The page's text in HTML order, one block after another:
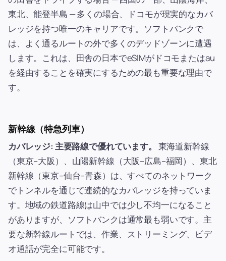
東北、能登半島 — 多くの場合、ドコモが現実的なカバ
レッジを持つ唯一のキャリアです。ソフトバンクで
は、よく通るルートの外で多くのデッドゾーンに遭遇
します。これは、田舎の日本でeSIMがドコモまたはau
を経由することを確実にするための最も重要な理由で
す。
新幹線（特急列車）
カバレッジ: 主要路線で優れています。
東海道新幹線
（東京–大阪）、山陽新幹線（大阪–広島–福岡）、東北
新幹線（東京–仙台–青森）は、すべてのネットワーク
でトンネルを通じて連続的なカバレッジを持っていま
す。地域の鉄道路線は山中では少し不均一になること
がありますが、ソフトバンクは通常最も弱いです。主
要な新幹線ルートでは、作業、ストリーミング、ビデ
オ通話が完全に可能です。